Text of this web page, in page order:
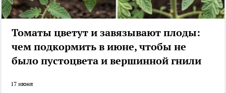
Томаты цветут и завязывают плоды:
чем подкормить в июне, чтобы не
было пустоцвета и вершинной гнили
17 июня